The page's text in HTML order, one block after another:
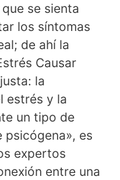
se sienta
los síntomas
de ahí la
Causar
la
estrés y la
un tipo de
psicógena», es
expertos
entre una